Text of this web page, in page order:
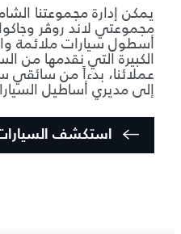
يمكن إدارة مجموعتنا
مجموعتي لاند روڤر
أسطول سيارات ملائمة
الكبيرة التي نقدمها من
عملائنا، بدءاً من
إلى مديري أساطيل
استكشف